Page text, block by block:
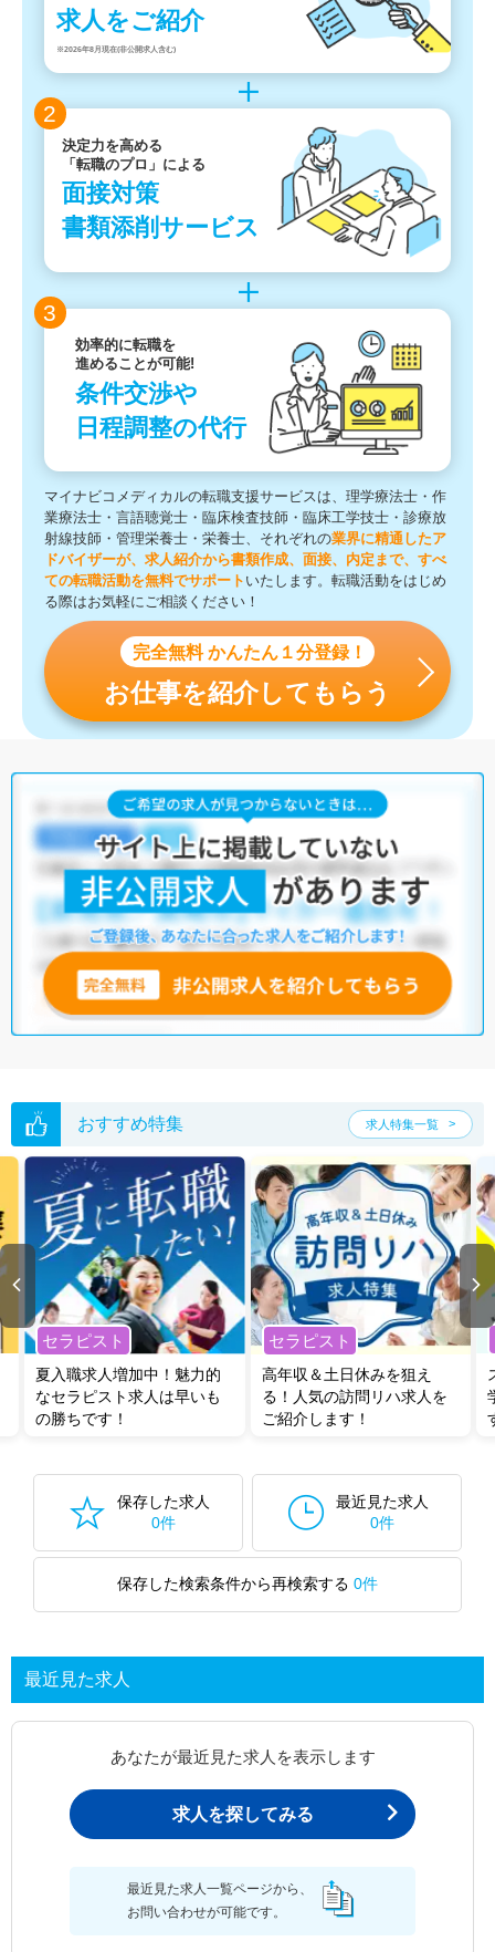
求人をご紹介
※2026年8月現在(非公開求人含む)
2
決定力を高める
「転職のプロ」による
面接対策
書類添削サービス
3
効率的に転職を
進めることが可能!
条件交渉や
日程調整の代行
マイナビコメディカルの転職支援サービスは、理学療法士・作
業療法士・言語聴覚士・臨床検査技師・臨床工学技士・診療放
射線技師・管理栄養士・栄養士、それぞれの業界に精通したア
ドバイザーが、求人紹介から書類作成、面接、内定まで、すべ
ての転職活動を無料でサポート いたします。転職活動をはじめ
る際はお気軽にご相談ください！
完全無料 かんたん１分登録！
お仕事を紹介してもらう
おすすめ特集 求人特集一覧
セラピスト
夏入職求人増加中！魅力的
なセラピスト求人は早いも
の勝ちです！
セラピスト
高年収＆土日休みを狙え
る！人気の訪問リハ求人を
ご紹介します！
保存した求人
0件
最近見た求人
0件
保存した検索条件から再検索する 0件
最近見た求人
あなたが最近見た求人を表示します
求人を探してみる
最近見た求人一覧ページから、
お問い合わせが可能です。